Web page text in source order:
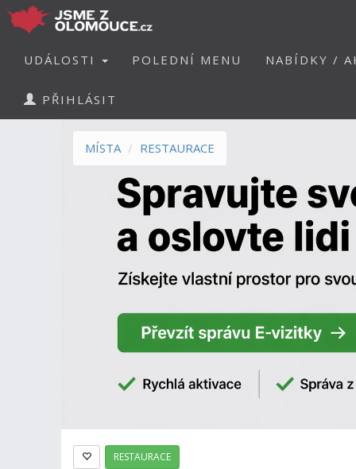
UDÁLOSTI POLEDNÍ MENU NABÍDKY /
PŘIHLÁSIT
MÍSTA RESTAURACE
RESTAURACE